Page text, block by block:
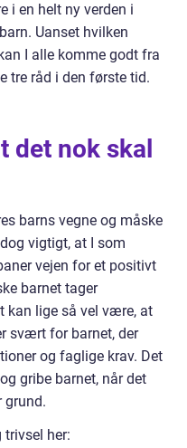
i en helt ny verden i
Uanset hvilken
I alle komme godt fra
tre råd i den første tid.
det nok skal
barns vegne og måske
vigtigt, at I som
vejen for et positivt
barnet tager
kan lige så vel være, at
svært for barnet, der
og faglige krav. Det
gribe barnet, når det
grund.
her: